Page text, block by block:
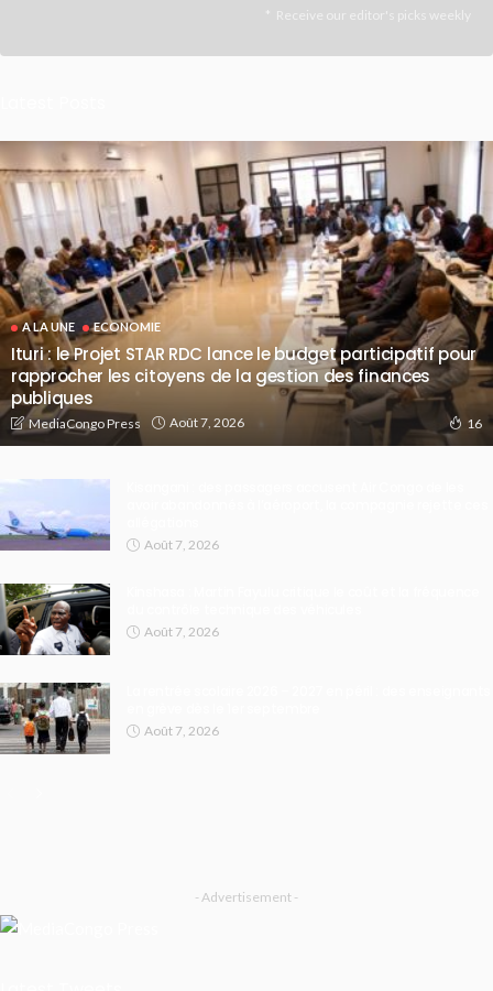
Receive our editor's picks weekly
A LA UNE ECONOMIE
Ituri : le Projet STAR RDC lance le budget participatif pour
rapprocher les citoyens de la gestion des finances
publiques
MediaCongo Press Août 7, 2026 16
Août 7, 2026
Août 7, 2026
Août 7, 2026
- Advertisement -